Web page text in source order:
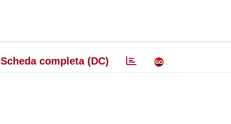
Scheda completa (DC)